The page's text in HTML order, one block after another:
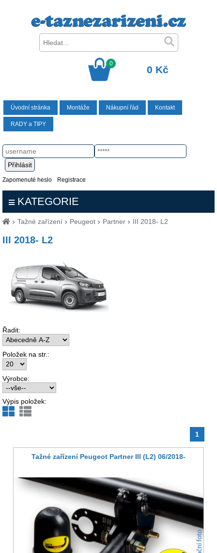
0
0 Kč
Úvodní stránka Montáže Nákupní řád Kontakt
RADY a TIPY
Zapomenuté heslo Registrace
KATEGORIE
Tažné zařízení Peugeot Partner III 2018- L2
III 2018- L2
Řadit:
Položek na str.:
Výrobce:
Výpis položek:
1
Tažné zařízení Peugeot Partner III (L2) 06/2018-